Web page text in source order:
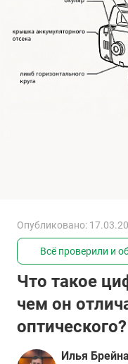
Опубликовано:
Всё проверили и
Что такое
чем он
оптического?
Илья